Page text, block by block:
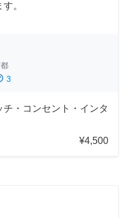
。
3
・コンセント・インタ
¥4,500